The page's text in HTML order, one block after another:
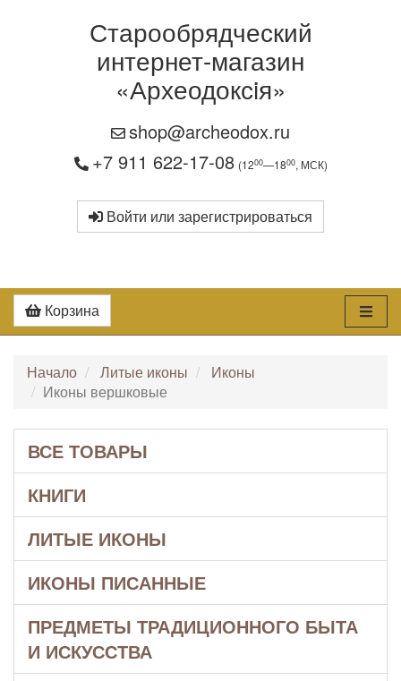
Старообрядческий
интернет-магазин
«Археодоксiя»
shop@archeodox.ru
+7 911 622-17-08 (1200—1800, МСК)
Войти или зарегистрироваться
Корзина
Начало Литые иконы
Иконы
Иконы вершковые
ВСЕ ТОВАРЫ
КНИГИ
ЛИТЫЕ ИКОНЫ
ИКОНЫ ПИСАННЫЕ
ПРЕДМЕТЫ ТРАДИЦИОННОГО БЫТА
И ИСКУССТВА